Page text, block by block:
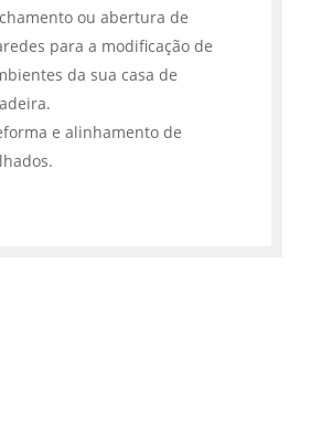
ou abertura de
para a modificação de
da sua casa de
e alinhamento de